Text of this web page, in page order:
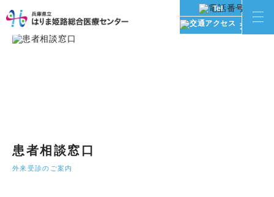
交通アク
Tel
患者相談窓口
外来受診のご案内